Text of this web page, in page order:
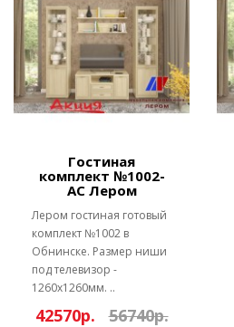
Гостиная
комплект №1002-
АС Лером
Лером гостиная готовый
комплект №1002 в
Обнинске. Размер ниши
под телевизор -
1260х1260мм. ..
42570р. 56740р.